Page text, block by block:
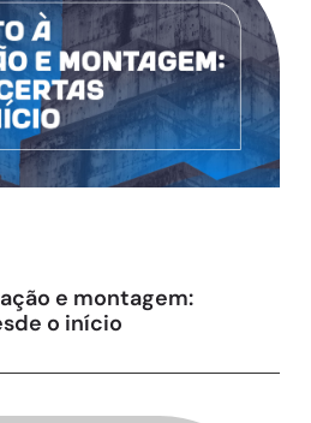
e montagem:
o início